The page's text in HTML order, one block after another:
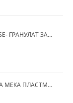
VERTEX THERMOSENSE- ГРАНУЛАТ ЗА МЕКИ ПРОТЕЗИ
КАРТУШИ ПРАЗНИ ЗА МЕКА ПЛАСТМАСА